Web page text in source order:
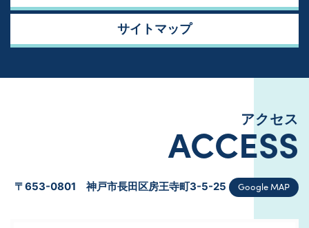
サイトマップ
アクセス
ACCESS
〒653-0801 神戸市長田区房王寺町3-5-25 Google MAP